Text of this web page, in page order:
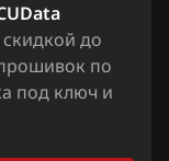
до
по
под ключ и